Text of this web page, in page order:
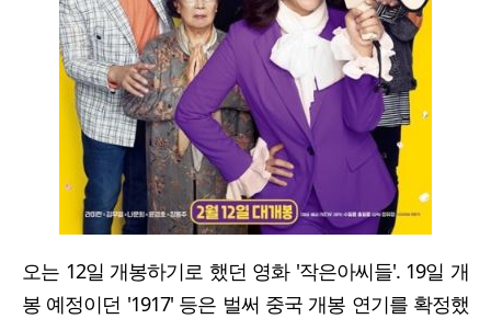
오는 12일 개봉하기로 했던 영화 '작은아씨들'. 19일 개
봉 예정이던 '1917' 등은 벌써 중국 개봉 연기를 확정했